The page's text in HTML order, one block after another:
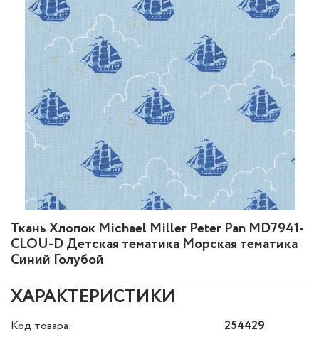
Ткань Хлопок Michael Miller Peter Pan MD7941-
CLOU-D Детская тематика Морская тематика
Синий Голубой
ХАРАКТЕРИСТИКИ
Код товара:
254429